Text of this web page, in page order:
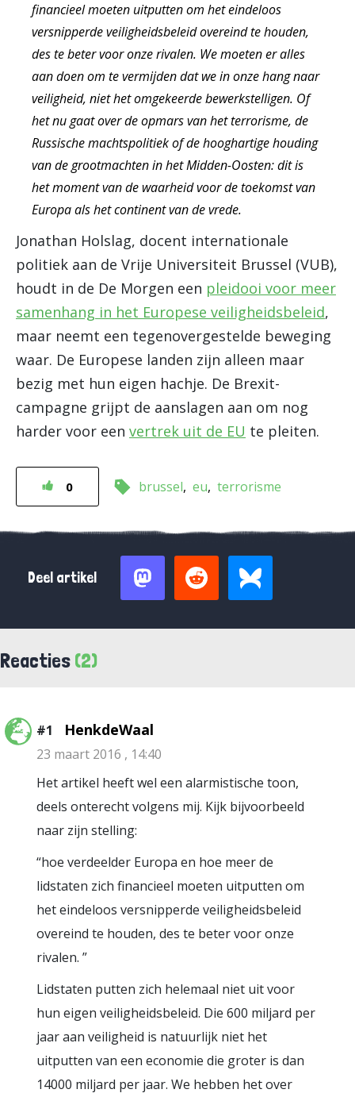
financieel moeten uitputten om het eindeloos
versnipperde veiligheidsbeleid overeind te houden,
des te beter voor onze rivalen. We moeten er alles
aan doen om te vermijden dat we in onze hang naar
veiligheid, niet het omgekeerde bewerkstelligen. Of
het nu gaat over de opmars van het terrorisme, de
Russische machtspolitiek of de hooghartige houding
van de grootmachten in het Midden-Oosten: dit is
het moment van de waarheid voor de toekomst van
Europa als het continent van de vrede.
Jonathan Holslag, docent internationale
politiek aan de Vrije Universiteit Brussel (VUB),
houdt in de De Morgen een pleidooi voor meer
samenhang in het Europese veiligheidsbeleid,
maar neemt een tegenovergestelde beweging
waar. De Europese landen zijn alleen maar
bezig met hun eigen hachje. De Brexit-
campagne grijpt de aanslagen aan om nog
harder voor een vertrek uit de EU te pleiten.
0 brussel eu terrorisme
Deel artikel
Reacties (2)
#1 HenkdeWaal
23 maart 2016 , 14:40
Het artikel heeft wel een alarmistische toon,
deels onterecht volgens mij. Kijk bijvoorbeeld
naar zijn stelling:
“hoe verdeelder Europa en hoe meer de
lidstaten zich financieel moeten uitputten om
het eindeloos versnipperde veiligheidsbeleid
overeind te houden, des te beter voor onze
rivalen. ”
Lidstaten putten zich helemaal niet uit voor
hun eigen veiligheidsbeleid. Die 600 miljard per
jaar aan veiligheid is natuurlijk niet het
uitputten van een economie die groter is dan
14000 miljard per jaar. We hebben het over